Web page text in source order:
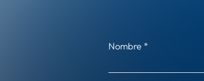
Nombre